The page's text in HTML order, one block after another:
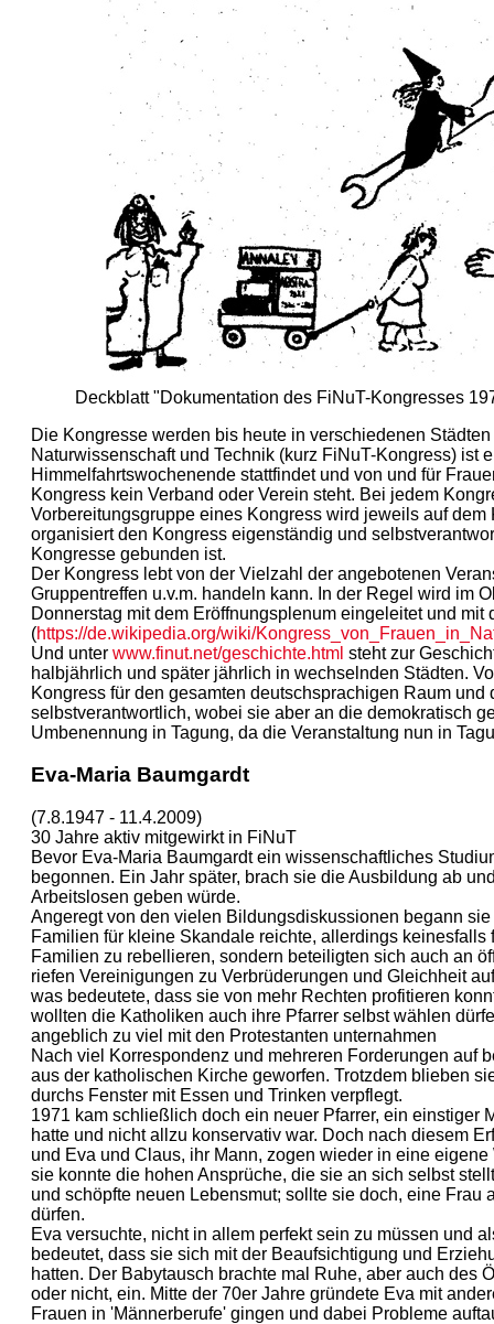
Deckblatt "Dokumentation des FiNuT-Kongresses
Die Kongresse werden bis heute in verschiedenen
Naturwissenschaft und Technik (kurz FiNuT-Kongress) ist
Himmelfahrtswochenende stattfindet und von und für
Kongress kein Verband oder Verein steht. Bei jedem
Vorbereitungsgruppe eines Kongress wird jeweils auf
organisiert den Kongress eigenständig und
Kongresse gebunden ist.
Der Kongress lebt von der Vielzahl der angebotenen
Gruppentreffen u.v.m. handeln kann. In der Regel wird im
Donnerstag mit dem Eröffnungsplenum eingeleitet und
(https://de.wikipedia.org/wiki/
Und unter www.finut.net/geschichte.html steht zur
halbjährlich und später jährlich in wechselnden Städten.
Kongress für den gesamten deutschsprachigen Raum
selbstverantwortlich, wobei sie aber an die demokratisch
Umbenennung in Tagung, da die Veranstaltung nun in
Eva-Maria Baumgardt
(7.8.1947 - 11.4.2009)
30 Jahre aktiv mitgewirkt in FiNuT
Bevor Eva-Maria Baumgardt ein wissenschaftliches
begonnen. Ein Jahr später, brach sie die Ausbildung ab
Arbeitslosen geben würde.
Angeregt von den vielen Bildungsdiskussionen begann
Familien für kleine Skandale reichte, allerdings
Familien zu rebellieren, sondern beteiligten sich auch an
riefen Vereinigungen zu Verbrüderungen und Gleichheit
was bedeutete, dass sie von mehr Rechten profitieren
wollten die Katholiken auch ihre Pfarrer selbst wählen
angeblich zu viel mit den Protestanten unternahmen
Nach viel Korrespondenz und mehreren Forderungen auf
aus der katholischen Kirche geworfen. Trotzdem blieben
durchs Fenster mit Essen und Trinken verpflegt.
1971 kam schließlich doch ein neuer Pfarrer, ein einstiger
hatte und nicht allzu konservativ war. Doch nach diesem
und Eva und Claus, ihr Mann, zogen wieder in eine
sie konnte die hohen Ansprüche, die sie an sich selbst
und schöpfte neuen Lebensmut; sollte sie doch, eine
dürfen.
Eva versuchte, nicht in allem perfekt sein zu müssen und
bedeutet, dass sie sich mit der Beaufsichtigung und
hatten. Der Babytausch brachte mal Ruhe, aber auch
oder nicht, ein. Mitte der 70er Jahre gründete Eva mit
Frauen in 'Männerberufe' gingen und dabei Probleme